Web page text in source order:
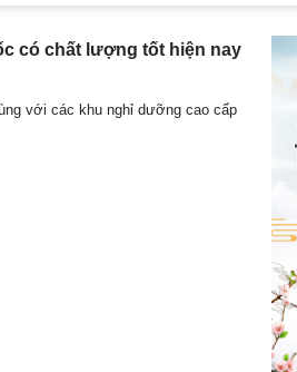
có chất lượng tốt hiện nay
với các khu nghỉ dưỡng cao cấp